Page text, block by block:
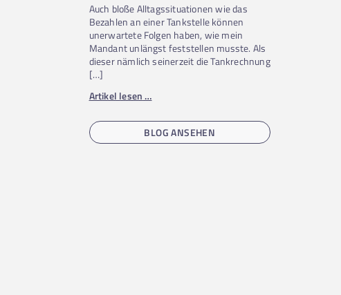
Auch bloße Alltagssituationen wie das
Bezahlen an einer Tankstelle können
unerwartete Folgen haben, wie mein
Mandant unlängst feststellen musste. Als
dieser nämlich seinerzeit die Tankrechnung
[…]
Artikel lesen…
BLOG ANSEHEN